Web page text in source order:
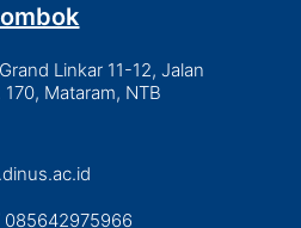
Linkar 11-12, Jalan
Mataram, NTB
085642975966